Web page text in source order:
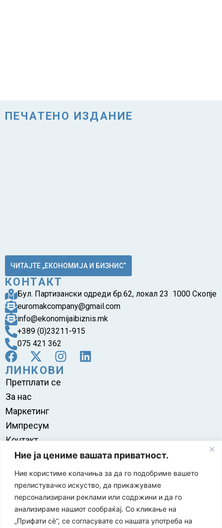
Ние ја цениме вашата приватност.
Ние користиме колачиња за да го подобриме вашето
прелистувачко искуство, да прикажуваме
персонализирани реклами или содржини и да го
анализираме нашиот сообраќај. Со кликање на
„Прифати сè“, се согласувате со нашата употреба на
ПЕЧАТЕНО ИЗДАНИЕ
ЧИТАЈТЕ „ЕКОНОМИЈА И БИЗНИС“
КОНТАКТ
Бул. Партизански одреди бр.62, локал 23 1000 Скопје
euromakcompany@gmail.com
info@ekonomijaibiznis.mk
+389 (0)23211-915
075 421 362
ЛИНКОВИ
Претплати се
За нас
Маркетинг
Импресум
Контакт
Правила на користење